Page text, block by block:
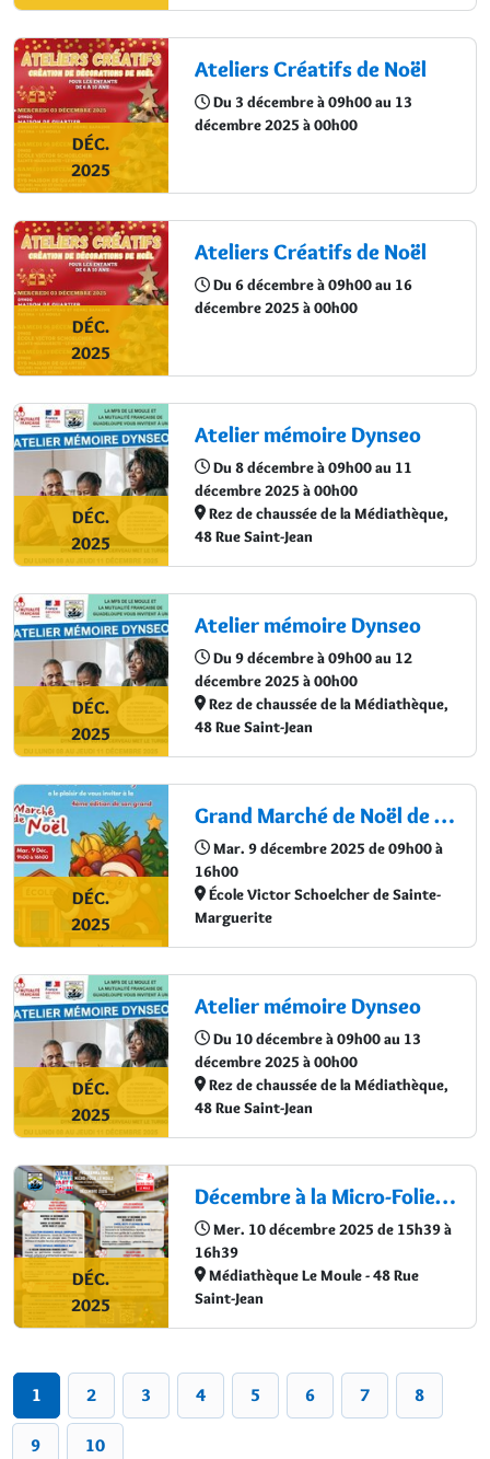
DÉC.
2025
Ateliers Créatifs de Noël
Du 3 décembre à 09h00 au 13
décembre 2025 à 00h00
DÉC.
2025
Ateliers Créatifs de Noël
Du 6 décembre à 09h00 au 16
décembre 2025 à 00h00
DÉC.
2025
Atelier mémoire Dynseo
Du 8 décembre à 09h00 au 11
décembre 2025 à 00h00
Rez de chaussée de la Médiathèque,
48 Rue Saint-Jean
DÉC.
2025
Atelier mémoire Dynseo
Du 9 décembre à 09h00 au 12
décembre 2025 à 00h00
Rez de chaussée de la Médiathèque,
48 Rue Saint-Jean
DÉC.
2025
Grand Marché de Noël de l’École Maternelle Victor Schoelcher
Mar. 9 décembre 2025 de 09h00 à
16h00
École Victor Schoelcher de Sainte-
Marguerite
DÉC.
2025
Atelier mémoire Dynseo
Du 10 décembre à 09h00 au 13
décembre 2025 à 00h00
Rez de chaussée de la Médiathèque,
48 Rue Saint-Jean
DÉC.
2025
Décembre à la Micro-Folie Le Moule
Mer. 10 décembre 2025 de 15h39 à
16h39
Médiathèque Le Moule - 48 Rue
Saint-Jean
1 2 3 4 5 6 7 8
9 10